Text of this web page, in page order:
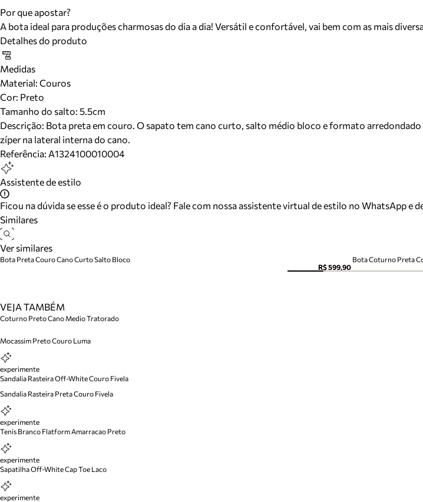
Por que apostar?
A bota ideal para produções charmosas do dia a dia! Versátil e confortável, vai bem com as mais
Detalhes do produto
Medidas
Material: Couros
Cor: Preto
Tamanho do salto: 5.5cm
Descrição: Bota preta em couro. O sapato tem cano curto, salto médio bloco e formato
zíper na lateral interna do cano.
Referência: A1324100010004
Assistente de estilo
Ficou na dúvida se esse é o produto ideal? Fale com nossa assistente virtual de estilo no WhatsApp e
Similares
Ver similares
Bota Preta Couro Cano Curto Salto Bloco
R$ 599,90
Bota Coturno Preta
VEJA TAMBÉM
Coturno Preto Cano Medio Tratorado
Mocassim Preto Couro Luma
experimente
Sandalia Rasteira Off-White Couro Fivela
Sandalia Rasteira Preta Couro Fivela
experimente
Tenis Branco Flatform Amarracao Preto
experimente
Sapatilha Off-White Cap Toe Laco
experimente